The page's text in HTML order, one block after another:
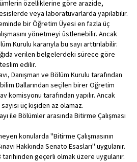
özelliklerine göre arazide,
veya laboratuvarlarda yapılabilir.
bir Öğretim Üyesi en fazla üç
yönetmeyi üstlenebilir. Ancak
Kurulu kararıyla bu sayı arttırılabilir.
verilen belgelerdeki sürece göre
edilir.
Danışman ve Bölüm Kurulu tarafından
Dallarından seçilen birer Öğretim
komisyonu tarafından yapılır. Ancak
üç kişiden az olamaz.
ile Bölümler arasında Bitirme Çalışması
konularda ''Bitirme Çalışmasının
Hakkında Senato Esasları'' uygulanır.
tarihinden geçerli olmak üzere uygulanır.